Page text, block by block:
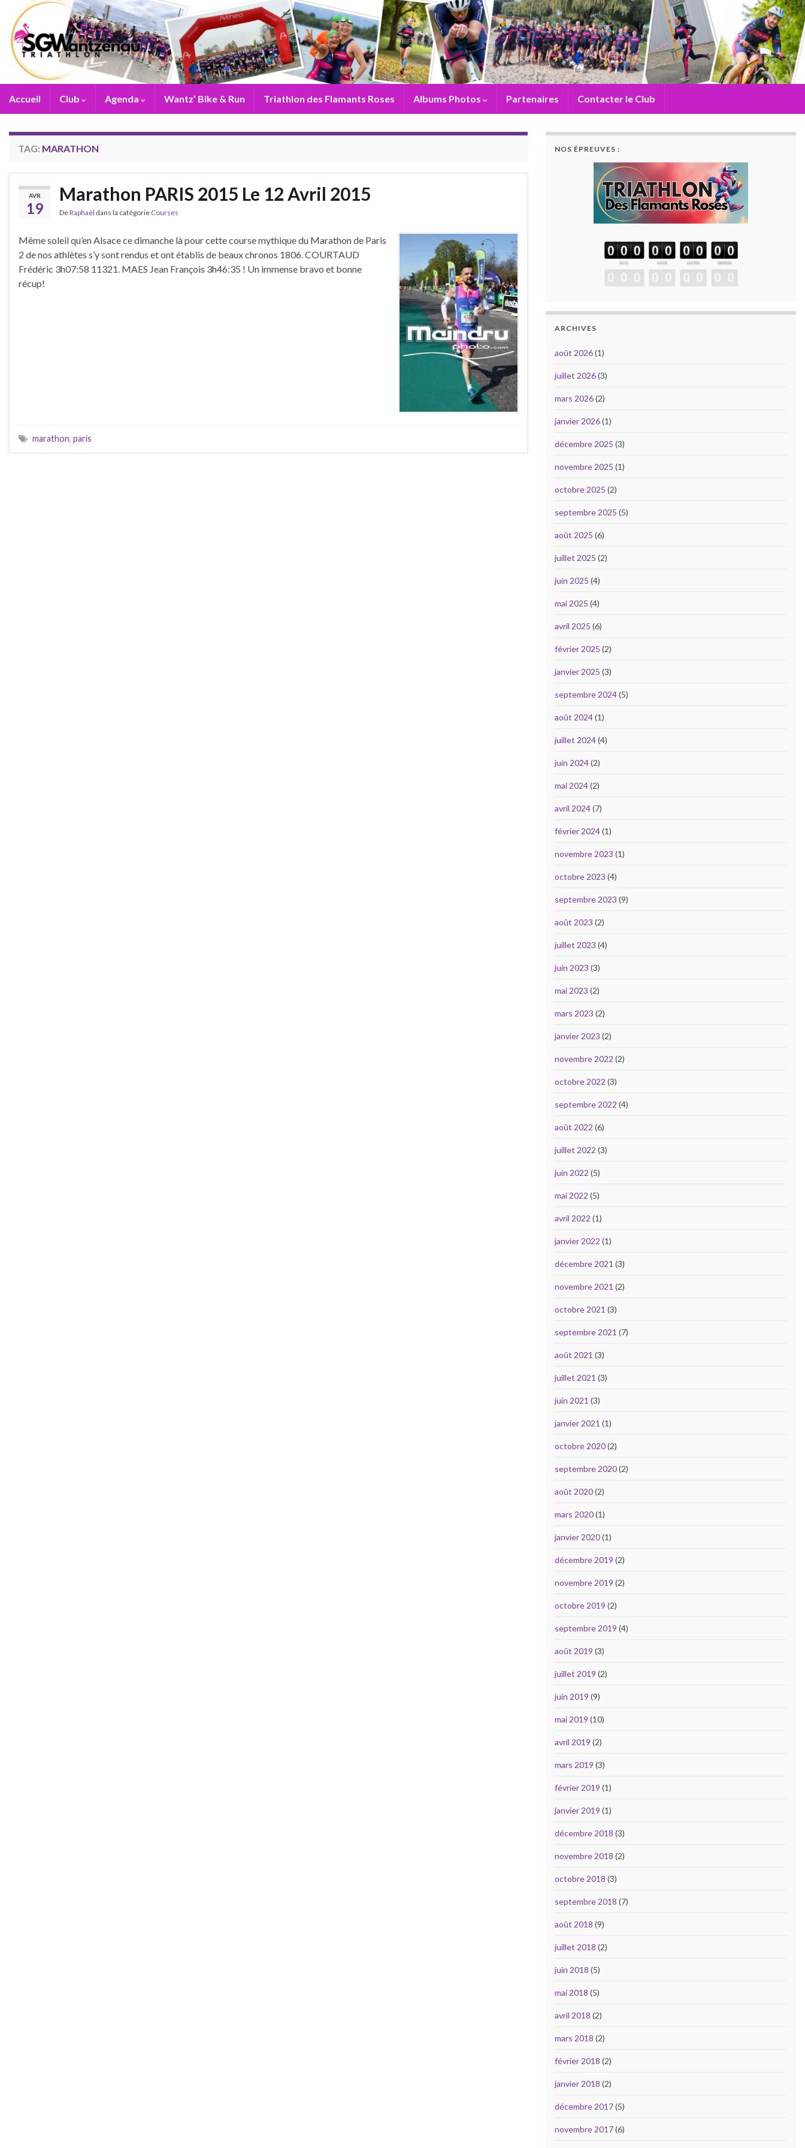
Accueil Club Agenda Wantz’ Bike & Run Triathlon des Flamants Roses Albums Photos Partenaires Contacter le Club
TAG: MARATHON
AVR
19
Marathon PARIS 2015 Le 12 Avril 2015
DeRaphaël dans la catégorie Courses
Même soleil qu’en Alsace ce dimanche là pour cette course mythique du Marathon de Paris
2 de nos athlètes s’y sont rendus et ont établis de beaux chronos 1806. COURTAUD
Frédéric 3h07:58 11321. MAES Jean François 3h46:35 ! Un immense bravo et bonne
récup!
marathon, paris
NOS ÉPREUVES :
ARCHIVES
août 2026(1)
juillet 2026(3)
mars 2026(2)
janvier 2026(1)
décembre 2025 (3)
novembre 2025 (1)
octobre 2025 (2)
septembre 2025 (5)
août 2025 (6)
juillet 2025 (2)
juin 2025 (4)
mai 2025 (4)
avril 2025 (6)
février 2025 (2)
janvier 2025 (3)
septembre 2024(5)
août 2024(1)
juillet 2024(4)
juin 2024(2)
mai 2024(2)
avril 2024(7)
février 2024(1)
novembre 2023 (1)
octobre 2023 (4)
septembre 2023 (9)
août 2023 (2)
juillet 2023 (4)
juin 2023 (3)
mai 2023 (2)
mars 2023 (2)
janvier 2023 (2)
novembre 2022 (2)
octobre 2022 (3)
septembre 2022 (4)
août 2022 (6)
juillet 2022 (3)
juin 2022 (5)
mai 2022 (5)
avril 2022 (1)
janvier 2022 (1)
décembre 2021 (3)
novembre 2021 (2)
octobre 2021 (3)
septembre 2021 (7)
août 2021 (3)
juillet 2021 (3)
juin 2021 (3)
janvier 2021 (1)
octobre 2020(2)
septembre 2020(2)
août 2020(2)
mars 2020(1)
janvier 2020(1)
décembre 2019 (2)
novembre 2019 (2)
octobre 2019 (2)
septembre 2019 (4)
août 2019 (3)
juillet 2019 (2)
juin 2019 (9)
mai 2019 (10)
avril 2019 (2)
mars 2019 (3)
février 2019 (1)
janvier 2019 (1)
décembre 2018 (3)
novembre 2018 (2)
octobre 2018 (3)
septembre 2018 (7)
août 2018 (9)
juillet 2018 (2)
juin 2018 (5)
mai 2018 (5)
avril 2018 (2)
mars 2018 (2)
février 2018 (2)
janvier 2018 (2)
décembre 2017(5)
novembre 2017(6)